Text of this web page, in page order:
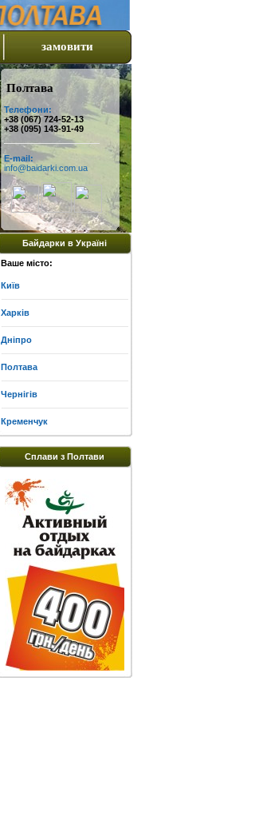
замовити
Полтава
Телефони:
+38 (067) 724-52-13
+38 (095) 143-91-49
E-mail:
info@baidarki.com.ua
Байдарки в Україні
Ваше місто:
Київ
Харків
Дніпро
Полтава
Чернігів
Кременчук
Сплави з Полтави